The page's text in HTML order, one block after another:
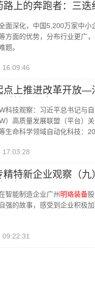
路上的奔跑者：三
面深化，中国5,200万家中
方面的优势，分布行业更广
题。
16:09:46
点上推进改革开放—
科技观察：习近平总书记与
）高质量发展联盟（平台）
生命科学领域自动化科技：
17:03:28
精特新企业观察（九
智能制造企业广州 明珞装备
强的故事，感受到企业积极加